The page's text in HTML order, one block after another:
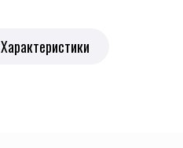
Характеристики